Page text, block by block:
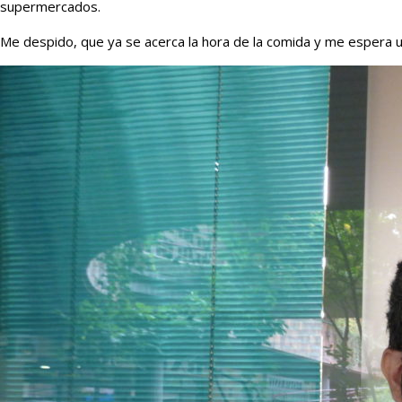
supermercados.
Me despido, que ya se acerca la hora de la comida y me